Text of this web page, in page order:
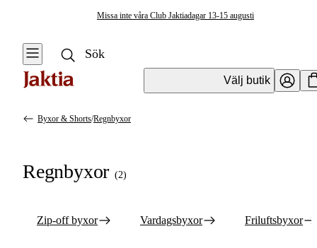
Missa inte våra Club Jaktiadagar 13-15 augusti
Välj butik
Regnställ
& Shorts
Vardagsbyxor
Byxor & Shorts/Regnbyxor
Regnbyxor (2)
Zip-off byxor Vardagsbyxor Friluftsbyxor